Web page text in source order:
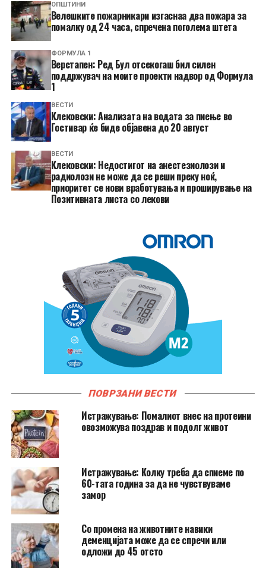
ОПШТИНИ
Велешките пожарникари изгаснаа два пожара за
помалку од 24 часа, спречена поголема штета
ФОРМУЛА 1
Верстапен: Ред Бул отсекогаш бил силен
поддржувач на моите проекти надвор од Формула
1
ВЕСТИ
Клековски: Анализата на водата за пиење во
Гостивар ќе биде објавена до 20 август
ВЕСТИ
Клековски: Недостигот на анестезиолози и
радиолози не може да се реши преку ноќ,
приоритет се нови вработувања и проширување на
Позитивната листа со лекови
ПОВРЗАНИ ВЕСТИ
Истражување: Помалиот внес на протеини
овозможува поздрав и подолг живот
Истражување: Колку треба да спиеме по
60-тата година за да не чувствуваме
замор
Со промена на животните навики
деменцијата може да се спречи или
одложи до 45 отсто